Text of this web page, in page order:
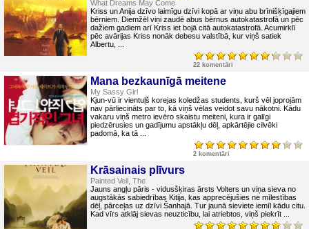
What Dreams May Come
Kriss un Anija dzīvo laimīgu dzīvi kopā ar viņu abu brīnišķīgajiem
bērniem. Diemžēl viņi zaudē abus bērnus autokatastrofā un pēc
dažiem gadiem arī Kriss iet bojā citā autokatastrofā. Acumirklī
pēc avārijas Kriss nonāk debesu valstībā, kur viņš satiek
Albertu, ...
22 komentāri
Mana bezkaunīgā meitene
My Sassy Girl
Kjun-vū ir vientuļš korejas koledžas students, kurš vēl joprojām
nav pārliecināts par to, kā viņš vēlas veidot savu nākotni. Kādu
vakaru viņš metro ievēro skaistu meiteni, kura ir galīgi
piedzērusies un gadījumu apstākļu dēļ, apkārtējie cilvēki
padomā, ka tā ...
2 komentāri
Krāsainais plīvurs
Painted Veil, The
Jauns angļu pāris - vidusšķiras ārsts Volters un viņa sieva no
augstākās sabiedrības Kitija, kas apprecējušies ne mīlestības
dēļ, pārceļas uz dzīvi Šanhajā. Tur jaunā sieviete iemīl kādu citu.
Kad vīrs atklāj sievas neuzticību, lai atriebtos, viņš piekrīt ...